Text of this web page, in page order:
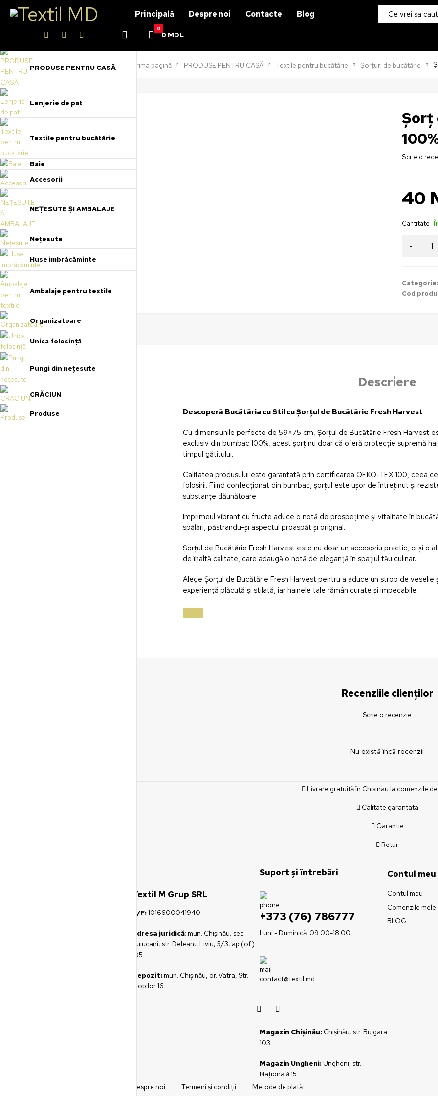
Principală Despre noi Contacte Blog
0
0 MDL
PRODUSE PENTRU CASĂ
Lenjerie de pat
Textile pentru bucătărie
Baie
Accesorii
NEȚESUTE ȘI AMBALAJE
Nețesute
Huse imbrăcăminte
Ambalaje pentru textile
Organizatoare
Unica folosință
Pungi din nețesute
CRĂCIUN
Produse
Prima pagină PRODUSE PENTRU CASĂ Textile pentru bucătărie Șorțuri de bucătărie
Șorț
Scrie o
40
Cantitate
Cod
Descriere
Descoperă Bucătăria cu Stil cu Șorțul de Bucătărie Fresh Harvest
Cu dimensiunile perfecte de 59×75 cm, Șorțul de Bucătărie Fresh Harvest
exclusiv din bumbac 100%, acest șorț nu doar că oferă protecție supremă
timpul gătitului.
Calitatea produsului este garantată prin certificarea OEKO-TEX 100, ceea
folosirii. Fiind confecționat din bumbac, șorțul este ușor de întreținut și
substanțe dăunătoare.
Imprimeul vibrant cu fructe aduce o notă de prospețime și vitalitate în
spălări, păstrându-și aspectul proaspăt și original.
Șorțul de Bucătărie Fresh Harvest este nu doar un accesoriu practic, ci și o
de înaltă calitate, care adaugă o notă de eleganță în spațiul tău culinar.
Alege Șorțul de Bucătărie Fresh Harvest pentru a aduce un strop de
experiență plăcută și stilată, iar hainele tale rămân curate și impecabile.
Recenziile clienților
Scrie o recenzie
Nu există încă recenzii
Livrare gratuită în Chisinau la comenzile
Calitate garantata
Garantie
Retur
Textil M Grup SRL
C/F:1016600041940
Adresa juridică: mun. Chişinău, sec.
Buiucani, str. Deleanu Liviu, 5/3, ap.(of.)
105
Depozit:mun. Chișinău, or. Vatra, Str.
Plopilor 16
Suport și întrebări
+373 (76) 786777
Luni - Duminică: 09:00-18:00
contact@textil.md
Magazin Chișinău: Chișinău, str. Bulgara
103
Magazin Ungheni:Ungheni, str.
Națională 15
Contul meu
Contul meu
Comenzile mele
BLOG
Despre noi Termeni și condiții
Metode de plată